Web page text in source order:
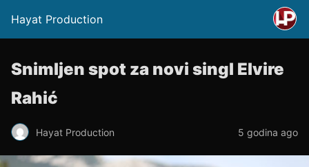
Hayat Production
Snimljen spot za novi singl Elvire
Rahić
Hayat Production 5 godina ago